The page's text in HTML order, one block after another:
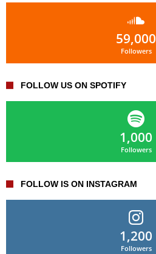
59,000
Followers
FOLLOW US ON SPOTIFY
1,000
Followers
FOLLOW IS ON INSTAGRAM
1,200
Followers